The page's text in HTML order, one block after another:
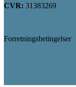
CVR: 31383269
Forretningsbetingelser